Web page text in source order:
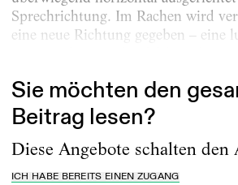
Sprechrichtung. Im Rachen wird
eine neue Richtung gegeben – eine
Sie möchten den
Beitrag lesen?
Diese Angebote schalten
ICH HABE BEREITS EINEN ZUGANG